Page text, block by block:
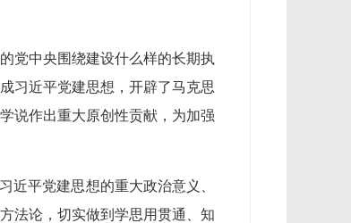
党中央围绕建设什么样的长期执
习近平党建思想，开辟了马克思
说作出重大原创性贡献，为加强
近平党建思想的重大政治意义、
法论，切实做到学思用贯通、知